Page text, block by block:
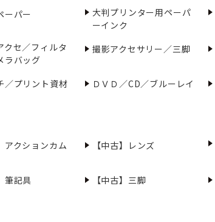
ーパー
大判プリンター用ペーパ
ーインク
クセ／フィルタ
ラバッグ
撮影アクセサリー／三脚
／プリント資材 ＤＶＤ／CD／ブルーレイ
アクションカム 【中古】レンズ
筆記具 【中古】三脚